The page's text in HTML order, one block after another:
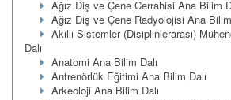
Ağız Diş ve Çene Cerrahisi Ana Bilim
Ağız Diş ve Çene Radyolojisi Ana Bilim
Akıllı Sistemler (Disiplinlerarası)
Dalı
Anatomi Ana Bilim Dalı
Antrenörlük Eğitimi Ana Bilim Dalı
Arkeoloji Ana Bilim Dalı